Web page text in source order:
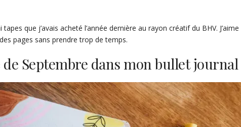
que j’avais acheté l’année dernière au rayon créatif du BHV. J’aime
pages sans prendre trop de temps.
de Septembre dans mon bullet journal